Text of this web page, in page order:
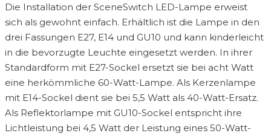
Die Installation der SceneSwitch LED-Lampe erweist
sich als gewohnt einfach. Erhältlich ist die Lampe in den
drei Fassungen E27, E14 und GU10 und kann kinderleicht
in die bevorzugte Leuchte eingesetzt werden. In ihrer
Standardform mit E27-Sockel ersetzt sie bei acht Watt
eine herkömmliche 60-Watt-Lampe. Als Kerzenlampe
mit E14-Sockel dient sie bei 5,5 Watt als 40-Watt-Ersatz.
Als Reflektorlampe mit GU10-Sockel entspricht ihre
Lichtleistung bei 4,5 Watt der Leistung eines 50-Watt-